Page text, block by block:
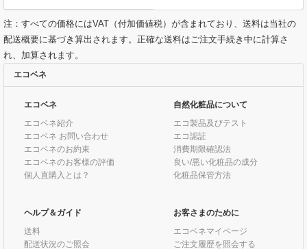
注：すべての価格にはVAT（付加価値税）が含まれており、送料は当社の
配送概要に基づき算出されます。正確な送料はご注文手続き中に計算さ
れ、加算されます。
エコベネ
エコベネ
エコベネ紹介
エコベネ お問い合わせ
エコベネのお約束
エコベネのお客様の評価
個人直購入とは？
自然化粧品について
エコ製品及びテスト
エコ認証
消費期限確認法
良い/悪い化粧品の成分
化粧品保管方法
ヘルプ＆ガイド
送料
配送状況のご照会
お客さまのために
エコベネマイページ
ご注文履歴を照会する